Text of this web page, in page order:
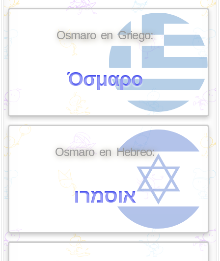
Osmaro en Griego:
Όσμαρο
Osmaro en Hebreo:
אוסמרו